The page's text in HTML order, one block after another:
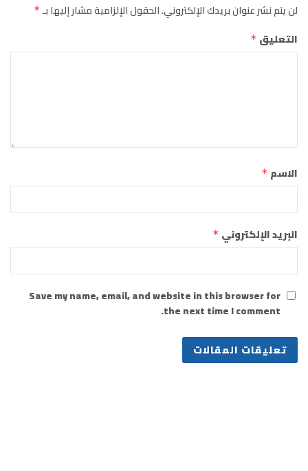
لن يتم نشر عنوان بريدك الإلكتروني.الحقول الإلزامية مشار إليها بـ*
التعليق *
الاسم *
البريد الإلكتروني *
Save my name, email, and website in this browser for
the next time I comment.